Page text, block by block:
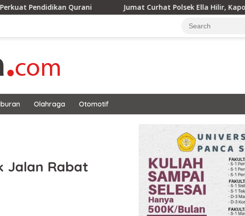
Qurani Jumat Curhat Polsek Ella Hilir, Kapolsek Ajak
Olahraga Otomotif
Jalan Rabat